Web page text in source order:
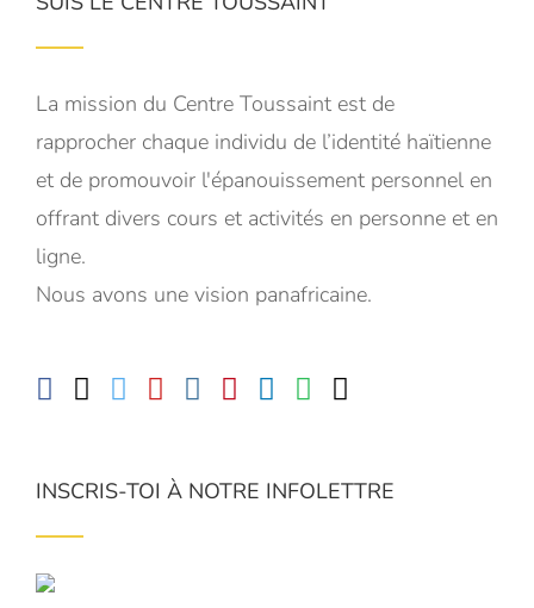
La mission du Centre Toussaint est de
rapprocher chaque individu de l’identité haïtienne
et de promouvoir l'épanouissement personnel en
offrant divers cours et activités en personne et en
ligne.
Nous avons une vision panafricaine.
INSCRIS-TOI À NOTRE INFOLETTRE